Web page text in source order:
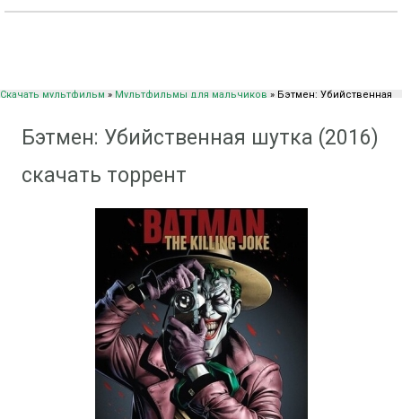
Скачать мультфильм » Мультфильмы для мальчиков » Бэтмен: Убийственная
Бэтмен: Убийственная шутка (2016)
скачать торрент